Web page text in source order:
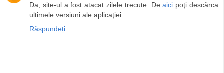
Da, site-ul a fost atacat zilele trecute. Deaici poţi descărca
ultimele versiuni ale aplicaţiei.
Răspundeți